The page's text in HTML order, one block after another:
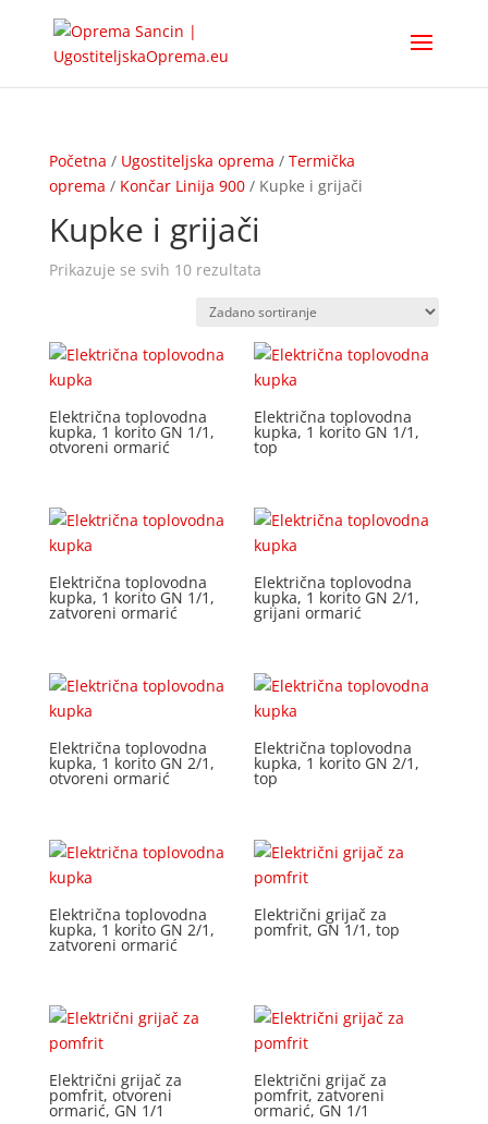
Početna / Ugostiteljska oprema / Termička
oprema / Končar Linija 900/ Kupke i grijači
Kupke i grijači
Prikazuje se svih 10 rezultata
Električna toplovodna
kupka, 1 korito GN 1/1,
otvoreni ormarić
Električna toplovodna
kupka, 1 korito GN 1/1,
top
Električna toplovodna
kupka, 1 korito GN 1/1,
zatvoreni ormarić
Električna toplovodna
kupka, 1 korito GN 2/1,
grijani ormarić
Električna toplovodna
kupka, 1 korito GN 2/1,
otvoreni ormarić
Električna toplovodna
kupka, 1 korito GN 2/1,
top
Električna toplovodna
kupka, 1 korito GN 2/1,
zatvoreni ormarić
Električni grijač za
pomfrit, GN 1/1, top
Električni grijač za
pomfrit, otvoreni
ormarić, GN 1/1
Električni grijač za
pomfrit, zatvoreni
ormarić, GN 1/1